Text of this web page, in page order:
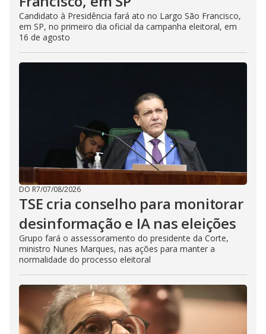
Candidato à Presidência fará ato no Largo São Francisco,
em SP, no primeiro dia oficial da campanha eleitoral, em
16 de agosto
DO R7/07/08/2026
TSE cria conselho para monitorar
desinformação e IA nas eleições
Grupo fará o assessoramento do presidente da Corte,
ministro Nunes Marques, nas ações para manter a
normalidade do processo eleitoral